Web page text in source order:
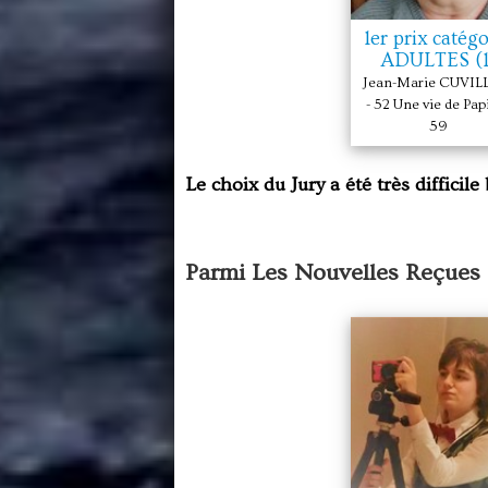
1er prix
ADULTES
Jean-Marie
- 52 Une vie de
59
Le choix du Jury a été très
Parmi Les Nouvelles